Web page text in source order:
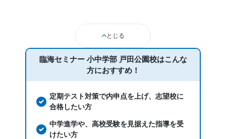
とじる
臨海セミナー 小中学部 戸田公園校はこんな
方におすすめ！
定期テスト対策で内申点を上げ、志望校に
合格したい方
中学進学や、高校受験を見据えた指導を受
けたい方